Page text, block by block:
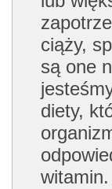
ciąży,
są one
diety,
witamin.